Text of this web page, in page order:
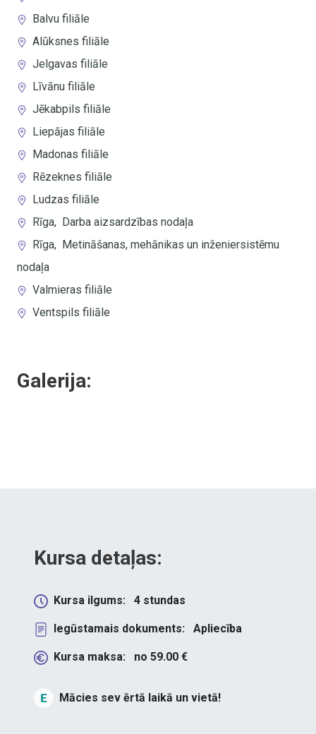
Balvu filiāle
Alūksnes filiāle
Jelgavas filiāle
Līvānu filiāle
Jēkabpils filiāle
Liepājas filiāle
Madonas filiāle
Rēzeknes filiāle
Ludzas filiāle
Rīga, Darba aizsardzības nodaļa
Rīga, Metināšanas, mehānikas un inženiersistēmu
nodaļa
Valmieras filiāle
Ventspils filiāle
Galerija:
Kursa detaļas:
Kursa ilgums: 4 stundas
Iegūstamais dokuments: Apliecība
Kursa maksa: no59.00 €
Mācies sev ērtā laikā un vietā!